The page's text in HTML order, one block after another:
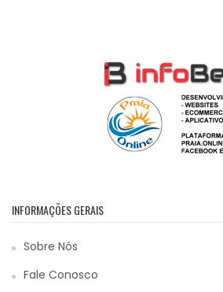
INFORMAÇÕES GERAIS
Sobre Nós
Fale Conosco